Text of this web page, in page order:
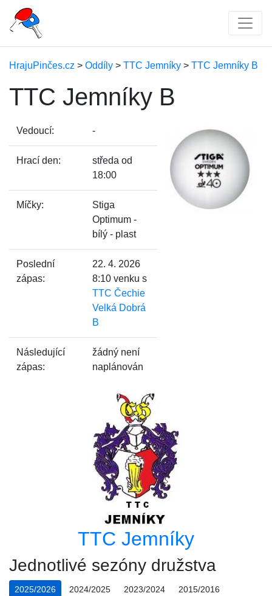
HrajuPinčes.cz > Oddíly > TTC Jemníky > TTC Jemníky B
TTC Jemníky B
Vedoucí: -
Hrací den:
středa od
18:00
Míčky:
Stiga
Optimum -
bílý - plast
Poslední
zápas:
22. 4. 2026
8:10 venku s
TTC Čechie
Velká Dobrá
B
Následující
zápas:
žádný není
naplánován
TTC Jemníky
Jednotlivé sezóny družstva
2025/2026 2024/2025 2023/2024
2015/2016